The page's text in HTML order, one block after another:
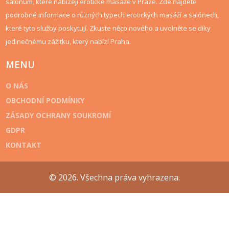
podrobné informace o různých typech erotických masáží a salónech,
které tyto služby poskytují. Zkuste něco nového a uvolněte se díky
jedinečnému zážitku, který nabízí Praha.
MENU
O NÁS
OBCHODNÍ PODMÍNKY
ZÁSADY OCHRANY SOUKROMÍ
GDPR
KONTAKT
© 2026. Všechna práva vyhrazena.